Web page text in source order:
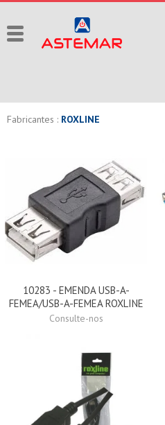
Fabricantes : ROXLINE
10283 - EMENDA USB-A-
FEMEA/USB-A-FEMEA ROXLINE
Consulte-nos